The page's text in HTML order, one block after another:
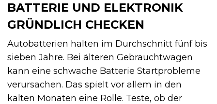
BATTERIE UND ELEKTRONIK
GRÜNDLICH CHECKEN
Autobatterien halten im Durchschnitt fünf bis
sieben Jahre. Bei älteren Gebrauchtwagen
kann eine schwache Batterie Startprobleme
verursachen. Das spielt vor allem in den
kalten Monaten eine Rolle. Teste, ob der